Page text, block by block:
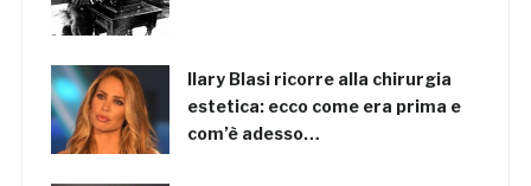
Ilary Blasi ricorre alla chirurgia
estetica: ecco come era prima e
com’è adesso…